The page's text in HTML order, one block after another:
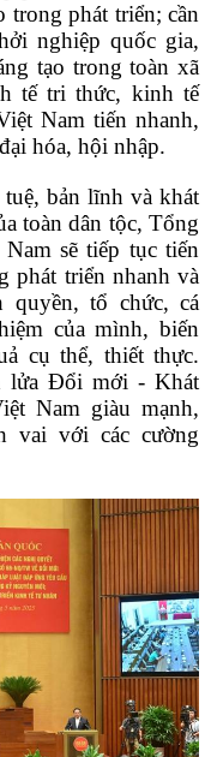
trong phát triển; cần
nghiệp quốc gia,
tạo trong toàn xã
tế tri thức, kinh tế
Nam tiến nhanh,
hóa, hội nhập.
bản lĩnh và khát
toàn dân tộc, Tổng
sẽ tiếp tục tiến
phát triển nhanh và
tổ chức, cá
của mình, biến
cụ thể, thiết thực.
lửa Đổi mới - Khát
Nam giàu mạnh,
vai với các cường